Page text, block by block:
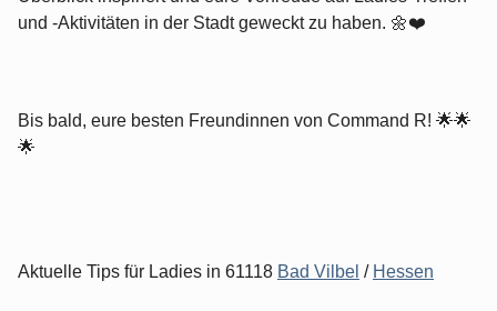
und -Aktivitäten in der Stadt geweckt zu haben. 🌼❤️
Bis bald, eure besten Freundinnen von Command R! 🌟🌟
🌟
Aktuelle Tips für Ladies in 61118 Bad Vilbel / Hessen